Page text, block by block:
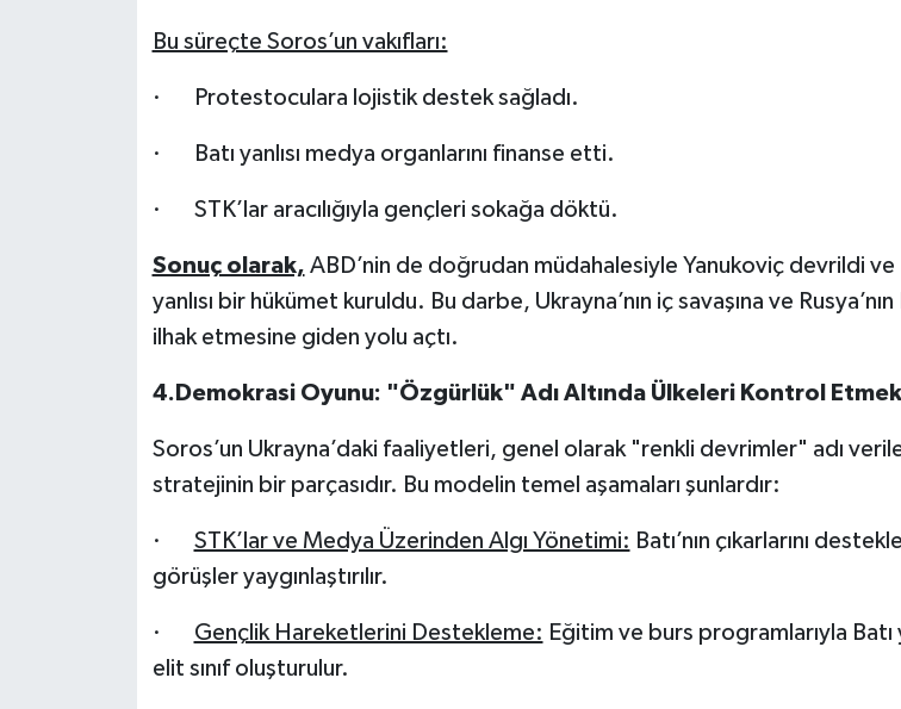
Bu süreçte Soros’un vakıfları:
· Protestoculara lojistik destek sağladı.
· Batı yanlısı medya organlarını finanse etti.
· STK’lar aracılığıyla gençleri sokağa döktü.
Sonuç olarak, ABD’nin de doğrudan müdahalesiyle Yanukoviç devrildi ve
yanlısı bir hükümet kuruldu. Bu darbe, Ukrayna’nın iç savaşına ve Rusya’nın
ilhak etmesine giden yolu açtı.
4.Demokrasi Oyunu: "Özgürlük" Adı Altında Ülkeleri Kontrol Etmek
Soros’un Ukrayna’daki faaliyetleri, genel olarak "renkli devrimler" adı
stratejinin bir parçasıdır. Bu modelin temel aşamaları şunlardır:
· STK’lar ve Medya Üzerinden Algı Yönetimi: Batı’nın çıkarlarını
görüşler yaygınlaştırılır.
· Gençlik Hareketlerini Destekleme: Eğitim ve burs programlarıyla Batı
elit sınıf oluşturulur.